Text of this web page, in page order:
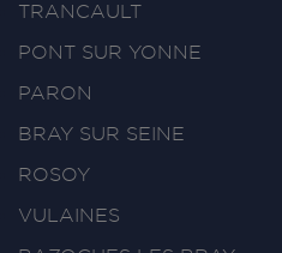
TRANCAULT
PONT SUR YONNE
PARON
BRAY SUR SEINE
ROSOY
VULAINES